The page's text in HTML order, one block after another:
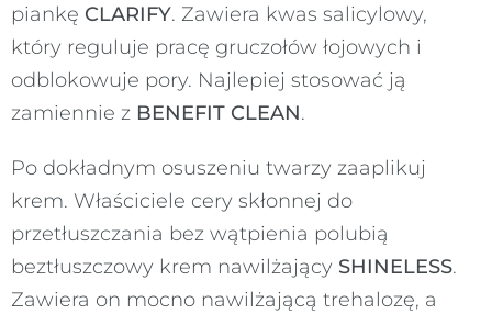
piankę CLARIFY. Zawiera kwas salicylowy,
który reguluje pracę gruczołów łojowych i
odblokowuje pory. Najlepiej stosować ją
zamiennie z BENEFIT CLEAN.
Po dokładnym osuszeniu twarzy zaaplikuj
krem. Właściciele cery skłonnej do
przetłuszczania bez wątpienia polubią
beztłuszczowy krem nawilżający SHINELESS.
Zawiera on mocno nawilżającą trehalozę, a